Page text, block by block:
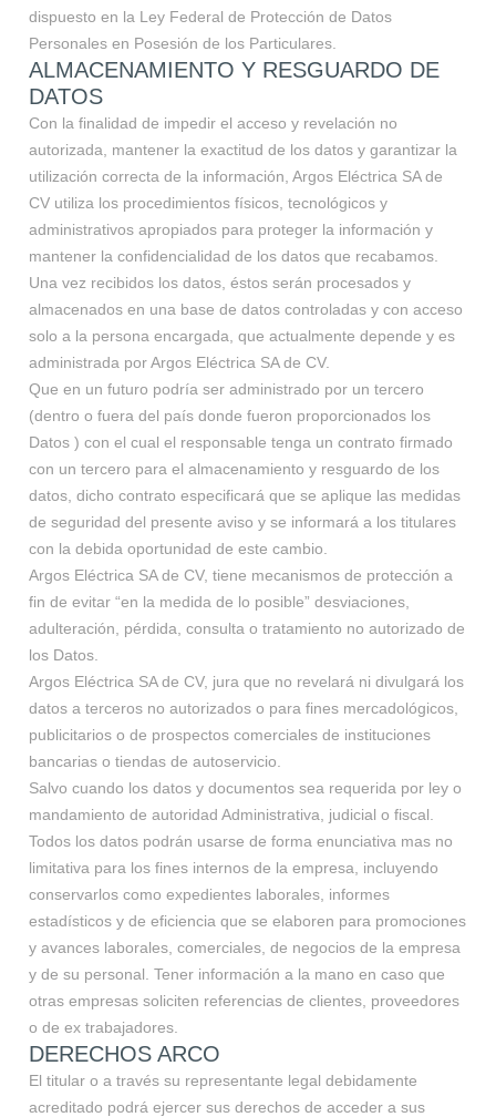
dispuesto en la Ley Federal de Protección de Datos
Personales en Posesión de los Particulares.
ALMACENAMIENTO Y RESGUARDO DE
DATOS
Con la finalidad de impedir el acceso y revelación no
autorizada, mantener la exactitud de los datos y garantizar la
utilización correcta de la información, Argos Eléctrica SA de
CV utiliza los procedimientos físicos, tecnológicos y
administrativos apropiados para proteger la información y
mantener la confidencialidad de los datos que recabamos.
Una vez recibidos los datos, éstos serán procesados y
almacenados en una base de datos controladas y con acceso
solo a la persona encargada, que actualmente depende y es
administrada por Argos Eléctrica SA de CV.
Que en un futuro podría ser administrado por un tercero
(dentro o fuera del país donde fueron proporcionados los
Datos ) con el cual el responsable tenga un contrato firmado
con un tercero para el almacenamiento y resguardo de los
datos, dicho contrato especificará que se aplique las medidas
de seguridad del presente aviso y se informará a los titulares
con la debida oportunidad de este cambio.
Argos Eléctrica SA de CV, tiene mecanismos de protección a
fin de evitar “en la medida de lo posible” desviaciones,
adulteración, pérdida, consulta o tratamiento no autorizado de
los Datos.
Argos Eléctrica SA de CV, jura que no revelará ni divulgará los
datos a terceros no autorizados o para fines mercadológicos,
publicitarios o de prospectos comerciales de instituciones
bancarias o tiendas de autoservicio.
Salvo cuando los datos y documentos sea requerida por ley o
mandamiento de autoridad Administrativa, judicial o fiscal.
Todos los datos podrán usarse de forma enunciativa mas no
limitativa para los fines internos de la empresa, incluyendo
conservarlos como expedientes laborales, informes
estadísticos y de eficiencia que se elaboren para promociones
y avances laborales, comerciales, de negocios de la empresa
y de su personal. Tener información a la mano en caso que
otras empresas soliciten referencias de clientes, proveedores
o de ex trabajadores.
DERECHOS ARCO
El titular o a través su representante legal debidamente
acreditado podrá ejercer sus derechos de acceder a sus